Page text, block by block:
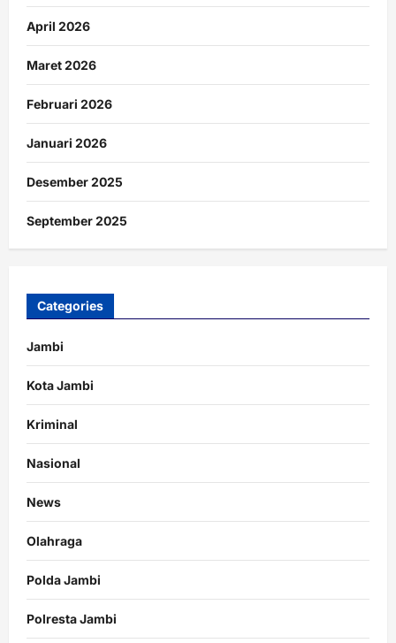
April 2026
Maret 2026
Februari 2026
Januari 2026
Desember 2025
September 2025
Categories
Jambi
Kota Jambi
Kriminal
Nasional
News
Olahraga
Polda Jambi
Polresta Jambi